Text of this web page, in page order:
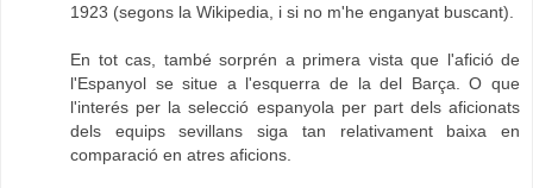
1923 (segons la Wikipedia, i si no m'he enganyat buscant).
En tot cas, també sorprén a primera vista que l'afició de
l'Espanyol se situe a l'esquerra de la del Barça. O que
l'interés per la selecció espanyola per part dels aficionats
dels equips sevillans siga tan relativament baixa en
comparació en atres aficions.